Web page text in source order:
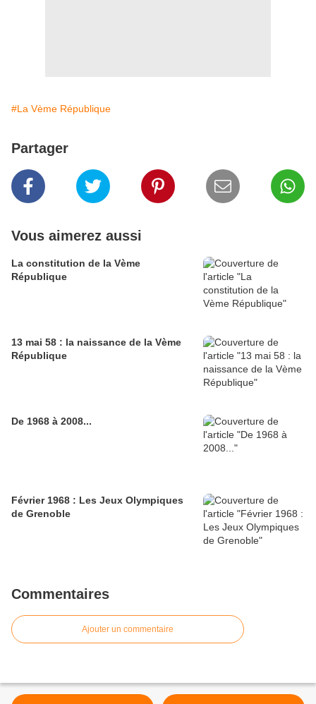
#La Vème République
Partager
Vous aimerez aussi
La constitution de la Vème
République
13 mai 58 : la naissance de la Vème
République
De 1968 à 2008...
Février 1968 : Les Jeux Olympiques
de Grenoble
Commentaires
Ajouter un commentaire